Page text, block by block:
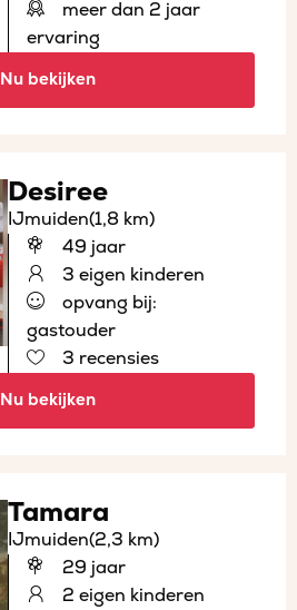
meer dan 2 jaar
ervaring
Nu bekijken
Desiree
IJmuiden(1,8 km)
49 jaar
3 eigen kinderen
opvang bij:
gastouder
3 recensies
Nu bekijken
Tamara
IJmuiden(2,3 km)
29 jaar
2 eigen kinderen